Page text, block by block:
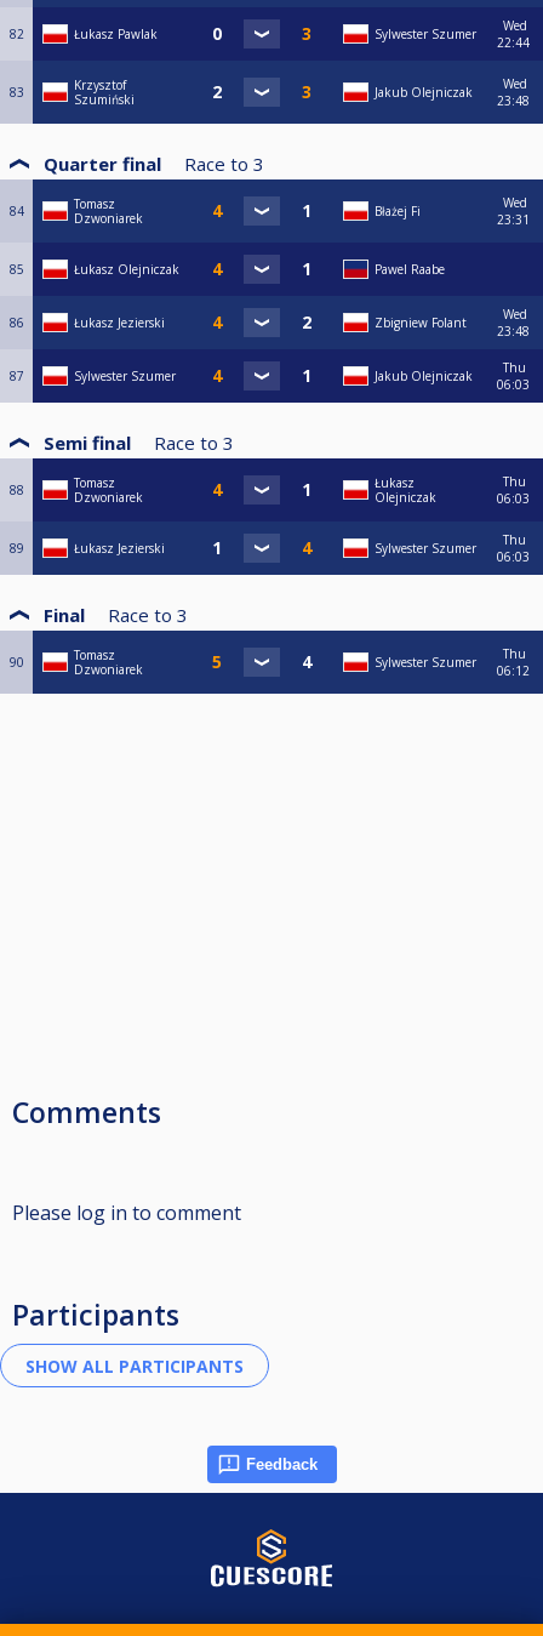
82 Łukasz Pawlak Sylwester Szumer
Wed
22:44
83
Krzysztof
Szumiński
Jakub Olejniczak
Wed
23:48
Quarter final Race to 3
84
Tomasz
Dzwoniarek
Błażej Fi
Wed
23:31
85 Łukasz Olejniczak Pawel Raabe
86 Łukasz Jezierski Zbigniew Folant
Wed
23:48
87 Sylwester Szumer Jakub Olejniczak
Thu
06:03
Semi final Race to 3
88
Tomasz
Dzwoniarek
Łukasz
Olejniczak
Thu
06:03
89 Łukasz Jezierski Sylwester Szumer
Thu
06:03
Final Race to 3
90
Tomasz
Dzwoniarek
Sylwester Szumer
Thu
06:12
Comments
Please log in to comment
Participants
Feedback